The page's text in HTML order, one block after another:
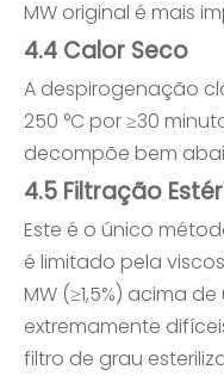
MW original é mais
4.4 Calor Seco
A despirogenação
250 °C por ≥30
decompõe bem
4.5 Filtração
Este é o único
é limitado pela
MW (≥1,5%) acima
extremamente
filtro de grau